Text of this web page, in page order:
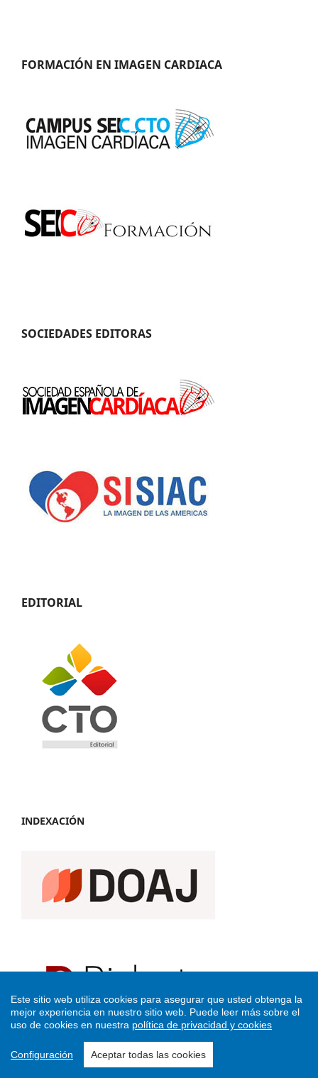
FORMACIÓN EN IMAGEN CARDIACA
SOCIEDADES EDITORAS
EDITORIAL
INDEXACIÓN
Este sitio web utiliza cookies para asegurar que usted obtenga la
mejor experiencia en nuestro sitio web. Puede leer más sobre el
uso de cookies en nuestra política de privacidad y cookies
Configuración Aceptar todas las cookies